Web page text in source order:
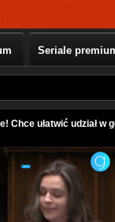
Seriale
Chce ułatwić udział w